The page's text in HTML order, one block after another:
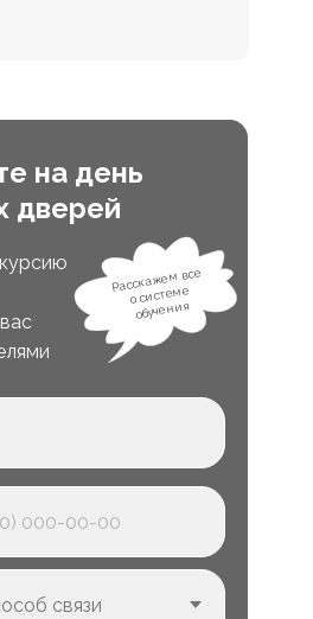
на день
дверей
Расскажем все
о системе
обучения